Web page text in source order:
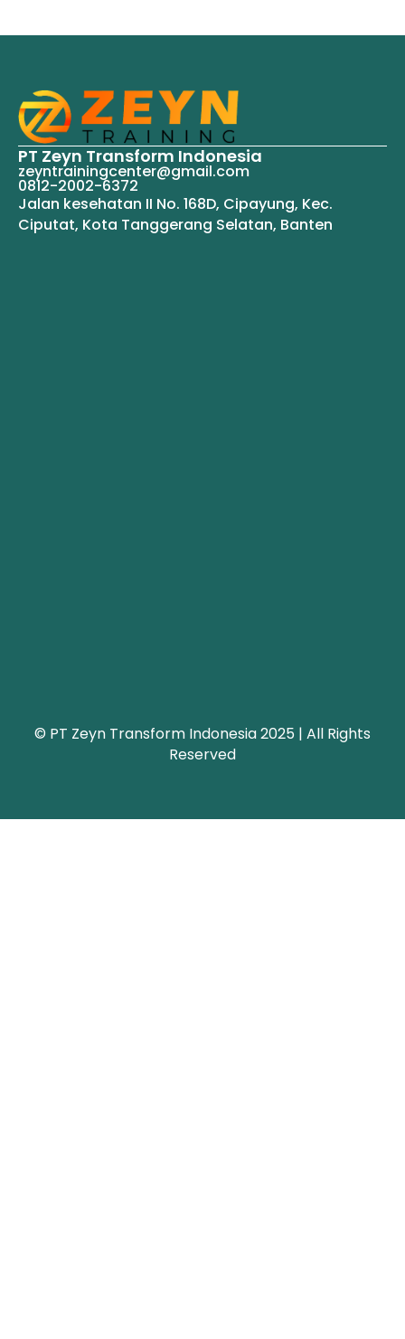
PT Zeyn Transform Indonesia
zeyntrainingcenter@gmail.com
0812-2002-6372
Jalan kesehatan II No. 168D, Cipayung, Kec.
Ciputat, Kota Tanggerang Selatan, Banten
© PT Zeyn Transform Indonesia 2025 | All Rights
Reserved